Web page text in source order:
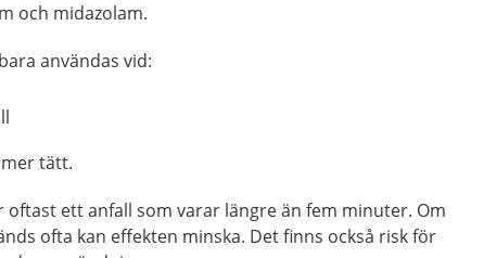
och midazolam.
användas vid:
tätt.
oftast ett anfall som varar längre än fem minuter. Om
ofta kan effekten minska. Det finns också risk för